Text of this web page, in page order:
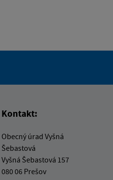
Kontakt:
Obecný úrad Vyšná
Šebastová
Vyšná Šebastová 157
080 06 Prešov